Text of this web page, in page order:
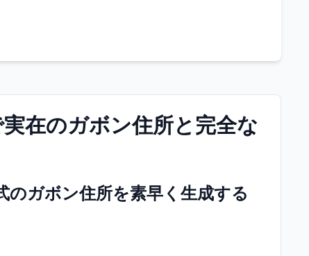
在のガボン住所と完全な
ガボン住所を素早く生成する